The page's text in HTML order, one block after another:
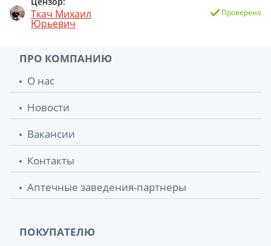
Ткач Михаил
Юрьевич
Проверено
ПРО КОМПАНИЮ
О нас
Новости
Вакансии
Контакты
Аптечные заведения-партнеры
ПОКУПАТЕЛЮ